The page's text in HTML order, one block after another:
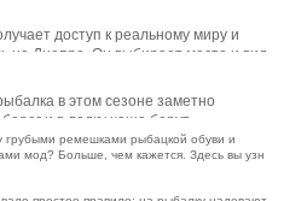
доступ к реальному миру и
на Днепре. Он выбирает место и вид
в этом сезоне заметно
и в лодку чаще берут
об [..]ремешками рыбацкой обуви и
мод? Больше, чем кажется. Здесь вы узн